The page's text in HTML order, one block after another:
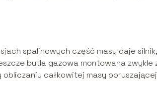
spalinowych część masy daje
butla gazowa montowana zwykle
całkowitej masy